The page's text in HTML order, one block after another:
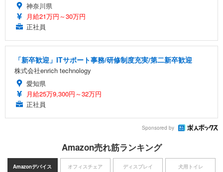
神奈川県
月給21万円～30万円
正社員
「新卒歓迎」ITサポート事務/研修制度充実/第二新卒歓迎
株式会社enrich technology
愛知県
月給25万9,300円～32万円
正社員
Sponsored by
Amazon売れ筋ランキング
Amazonデバイス オフィスチェア ディスプレイ 犬用トイレ